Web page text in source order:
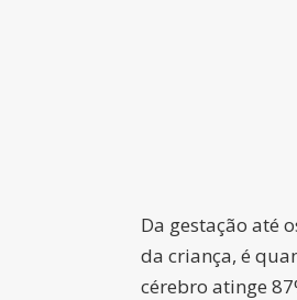
Da gestação até
da criança, é
cérebro atinge